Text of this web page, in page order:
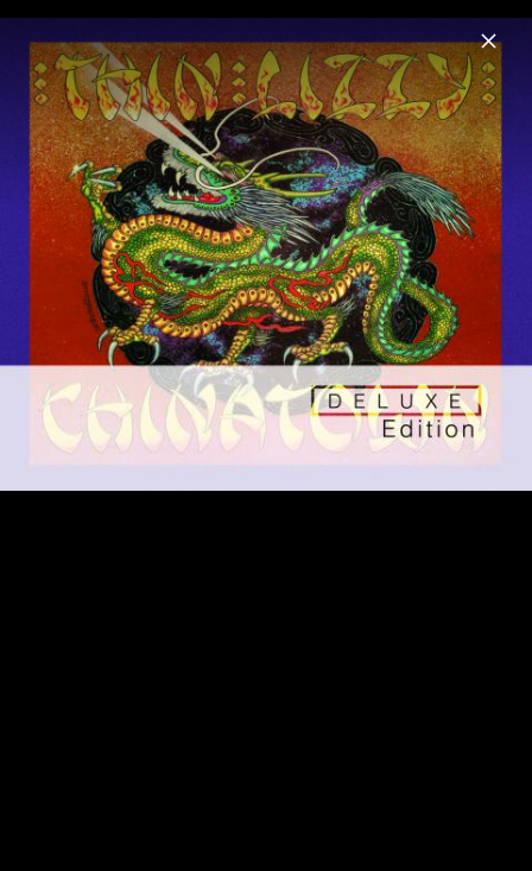
Menu
Thin Lizzy
Home News Musik Fotos Biografie
Thin Lizzy Cover